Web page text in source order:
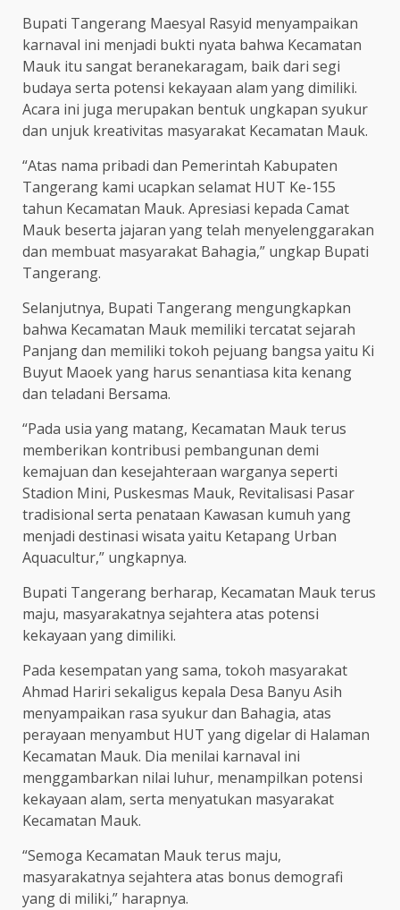
Bupati Tangerang Maesyal Rasyid menyampaikan
karnaval ini menjadi bukti nyata bahwa Kecamatan
Mauk itu sangat beranekaragam, baik dari segi
budaya serta potensi kekayaan alam yang dimiliki.
Acara ini juga merupakan bentuk ungkapan syukur
dan unjuk kreativitas masyarakat Kecamatan Mauk.
“Atas nama pribadi dan Pemerintah Kabupaten
Tangerang kami ucapkan selamat HUT Ke-155
tahun Kecamatan Mauk. Apresiasi kepada Camat
Mauk beserta jajaran yang telah menyelenggarakan
dan membuat masyarakat Bahagia,” ungkap Bupati
Tangerang.
Selanjutnya, Bupati Tangerang mengungkapkan
bahwa Kecamatan Mauk memiliki tercatat sejarah
Panjang dan memiliki tokoh pejuang bangsa yaitu Ki
Buyut Maoek yang harus senantiasa kita kenang
dan teladani Bersama.
“Pada usia yang matang, Kecamatan Mauk terus
memberikan kontribusi pembangunan demi
kemajuan dan kesejahteraan warganya seperti
Stadion Mini, Puskesmas Mauk, Revitalisasi Pasar
tradisional serta penataan Kawasan kumuh yang
menjadi destinasi wisata yaitu Ketapang Urban
Aquacultur,” ungkapnya.
Bupati Tangerang berharap, Kecamatan Mauk terus
maju, masyarakatnya sejahtera atas potensi
kekayaan yang dimiliki.
Pada kesempatan yang sama, tokoh masyarakat
Ahmad Hariri sekaligus kepala Desa Banyu Asih
menyampaikan rasa syukur dan Bahagia, atas
perayaan menyambut HUT yang digelar di Halaman
Kecamatan Mauk. Dia menilai karnaval ini
menggambarkan nilai luhur, menampilkan potensi
kekayaan alam, serta menyatukan masyarakat
Kecamatan Mauk.
“Semoga Kecamatan Mauk terus maju,
masyarakatnya sejahtera atas bonus demografi
yang di miliki,” harapnya.